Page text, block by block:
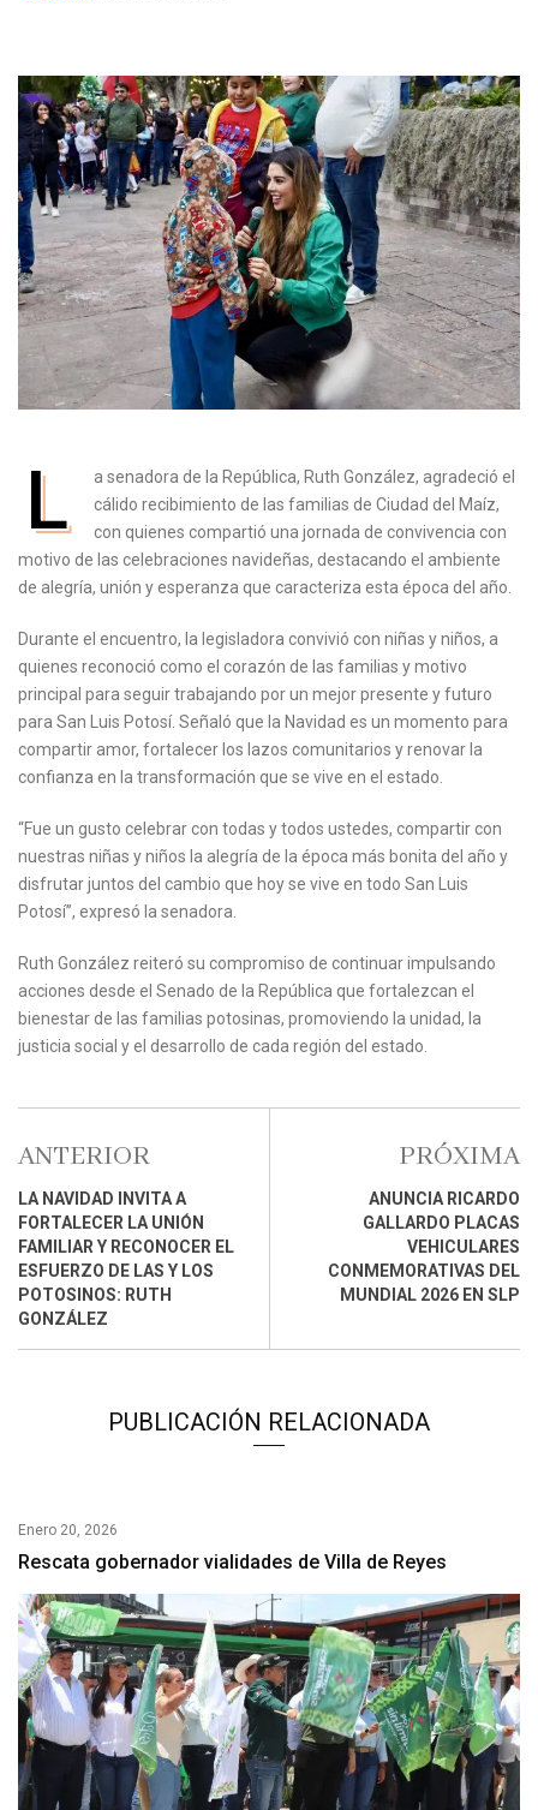
L
a senadora de la República, Ruth González, agradeció el
cálido recibimiento de las familias de Ciudad del Maíz,
con quienes compartió una jornada de convivencia con
motivo de las celebraciones navideñas, destacando el ambiente
de alegría, unión y esperanza que caracteriza esta época del año.
Durante el encuentro, la legisladora convivió con niñas y niños, a
quienes reconoció como el corazón de las familias y motivo
principal para seguir trabajando por un mejor presente y futuro
para San Luis Potosí. Señaló que la Navidad es un momento para
compartir amor, fortalecer los lazos comunitarios y renovar la
confianza en la transformación que se vive en el estado.
“Fue un gusto celebrar con todas y todos ustedes, compartir con
nuestras niñas y niños la alegría de la época más bonita del año y
disfrutar juntos del cambio que hoy se vive en todo San Luis
Potosí”, expresó la senadora.
Ruth González reiteró su compromiso de continuar impulsando
acciones desde el Senado de la República que fortalezcan el
bienestar de las familias potosinas, promoviendo la unidad, la
justicia social y el desarrollo de cada región del estado.
ANTERIOR
LA NAVIDAD INVITA A
FORTALECER LA UNIÓN
FAMILIAR Y RECONOCER EL
ESFUERZO DE LAS Y LOS
POTOSINOS: RUTH
GONZÁLEZ
PRÓXIMA
ANUNCIA RICARDO
GALLARDO PLACAS
VEHICULARES
CONMEMORATIVAS DEL
MUNDIAL 2026 EN SLP
PUBLICACIÓN RELACIONADA
Enero 20, 2026
Rescata gobernador vialidades de Villa de Reyes